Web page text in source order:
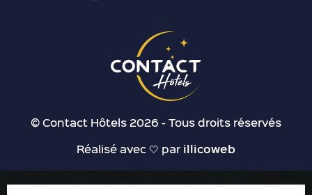
© Contact Hôtels 2026 - Tous droits réservés
Réalisé avec 🤍 par illicoweb